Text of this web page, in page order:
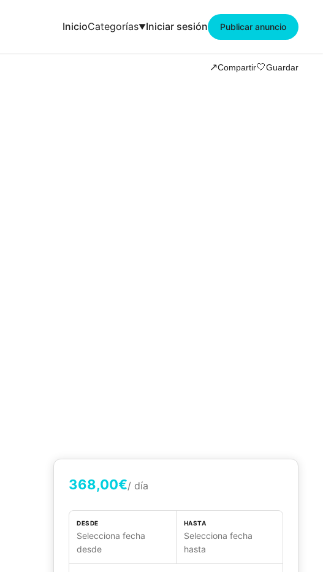
InicioCategorías Iniciar sesión Publicar anuncio
↗️Compartir🤍Guardar
368,00€/ día
DESDE
Selecciona fecha
desde
HASTA
Selecciona fecha
hasta